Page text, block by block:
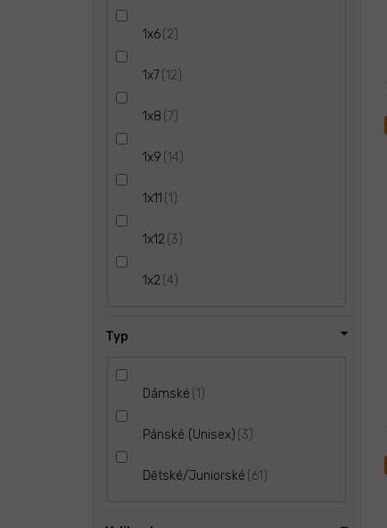
1x6 2
1x7 12
1x8 7
1x9 14
1x11 1
1x12 3
1x2 4
Typ
Dámské 1
Pánské (Unisex) 3
Dětské/Juniorské 61